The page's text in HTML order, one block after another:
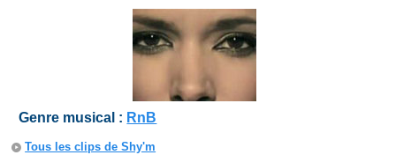
Genre musical : RnB
Tous les clips de Shy'm